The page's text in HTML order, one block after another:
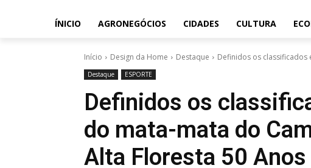
ÍNICIO AGRONEGÓCIOS CIDADES CULTURA
Início Design da Home Destaque Definidos os
Destaque ESPORTE
Definidos os
do mata-mata do
Alta Floresta 50 Anos